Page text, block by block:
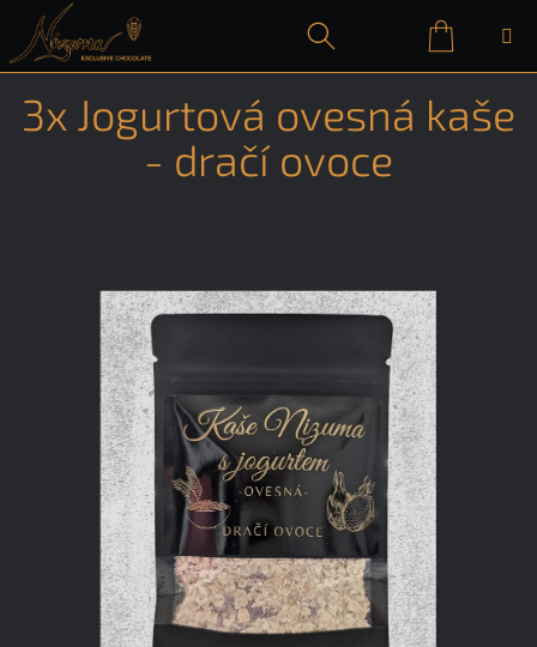
obsah
HledatPřihlášeníNákupní
košík
3x Jogurtová ovesná kaše
- dračí ovoce